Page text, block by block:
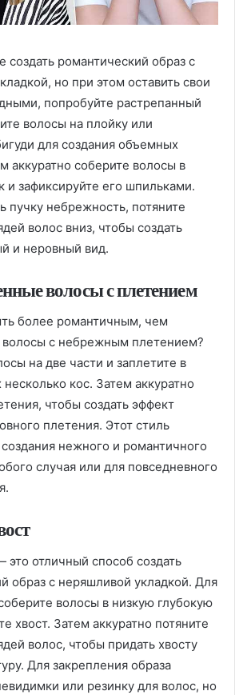
создать романтический образ с
но при этом оставить свои
попробуйте растрепанный
волосы на плойку или
для создания объемных
аккуратно соберите волосы в
и зафиксируйте его шпильками.
пучку небрежность, потяните
волос вниз, чтобы создать
и неровный вид.
волосы с плетением
более романтичным, чем
с небрежным плетением?
на две части и заплетите в
кос. Затем аккуратно
чтобы создать эффект
плетения. Этот стиль
нежного и романтичного
случая или для повседневного
это отличный способ создать
образ с неряшливой укладкой. Для
волосы в низкую глубокую
хвост. Затем аккуратно потяните
волос, чтобы придать хвосту
Для закрепления образа
или резинку для волос, но